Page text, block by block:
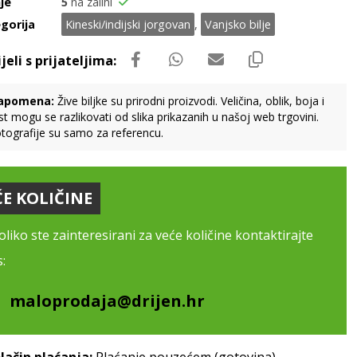
Kineski/indijski jorgovan , Vanjsko bilje
Žive biljke su prirodni proizvodi. Veličina, oblik, boja i
mogu se razlikovati od slika prikazanih u našoj web trgovini.
su samo za referencu.
KOLIČINE
ste zainteresirani za veće količine kontaktirajte
maloprodaja@drijen.hr